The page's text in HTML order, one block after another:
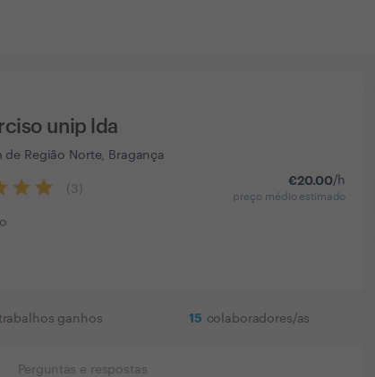
unip lda
de Região Norte, Bragança
( 3
€20.00/h
preço médio estimado
ganhos 15 colaboradores/as
Perguntas e respostas